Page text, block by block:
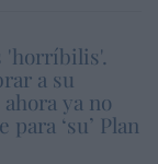
'horríbilis'.
a su
ya no
‘su’ Plan